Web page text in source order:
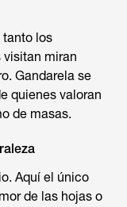
tanto los
visitan miran
Gandarela se
quienes valoran
de masas.
Aquí el único
de las hojas o